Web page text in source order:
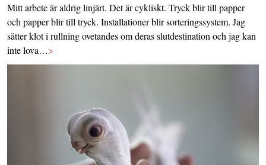
Mitt arbete är aldrig linjärt. Det är cykliskt. Tryck blir till papper
och papper blir till tryck. Installationer blir sorteringssystem. Jag
sätter klot i rullning ovetandes om deras slutdestination och jag kan
inte lova…>